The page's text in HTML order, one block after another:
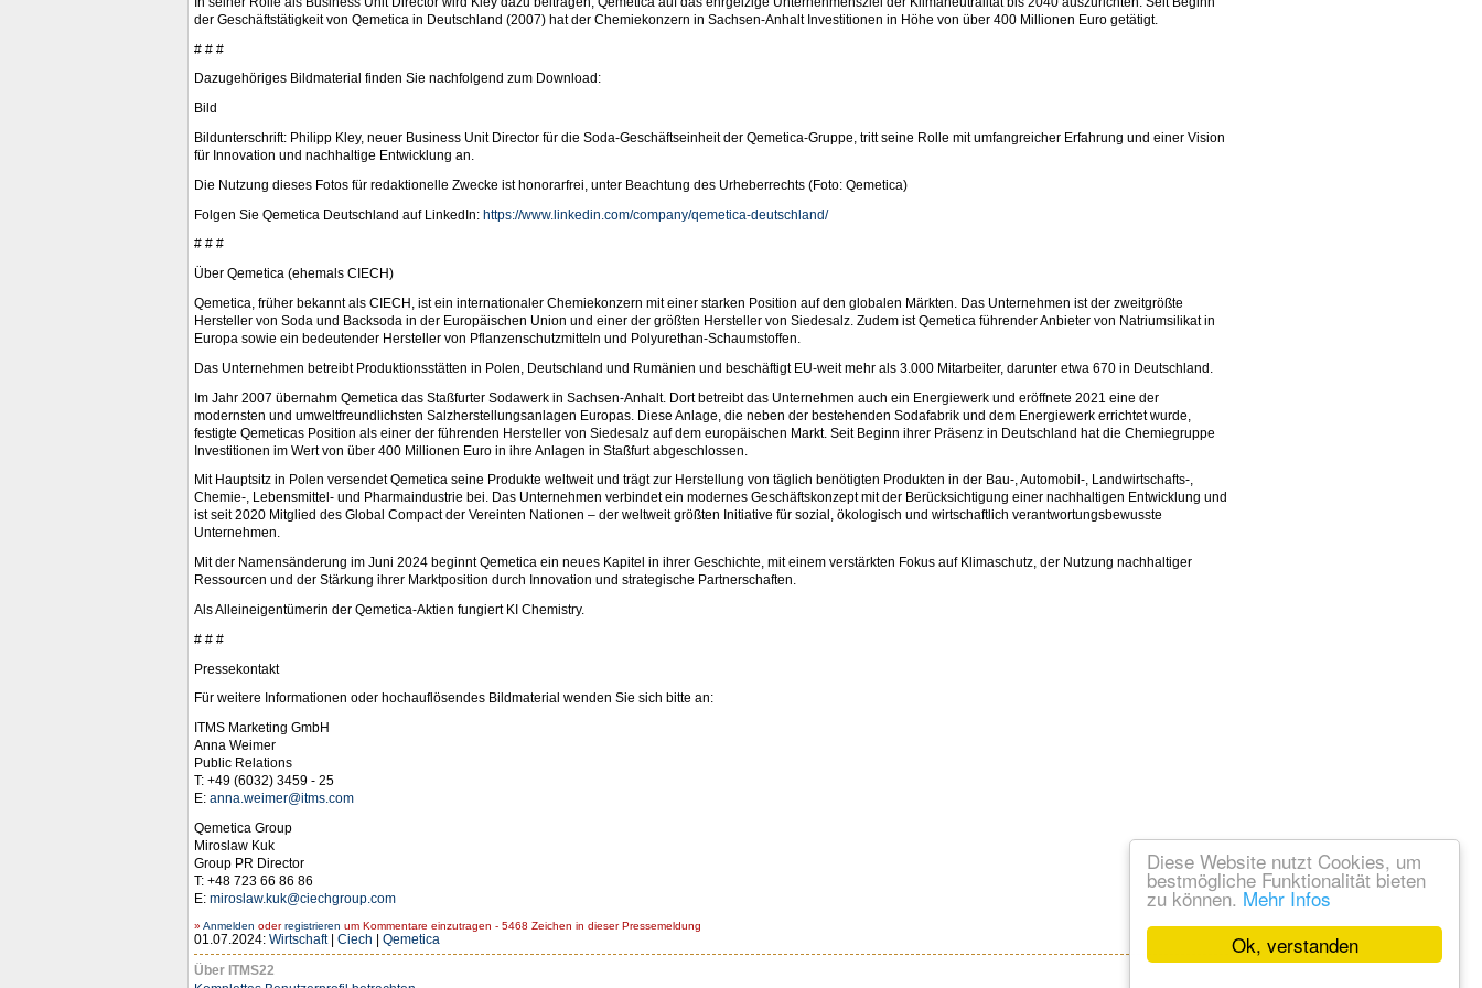
Ok, verstanden
Diese Website nutzt Cookies, um
bestmögliche Funktionalität bieten
zu können. Mehr Infos
der Geschäftstätigkeit von Qemetica in Deutschland (2007) hat der Chemiekonzern in Sachsen-Anhalt Investitionen in Höhe von über 400 Millionen Euro getätigt.
# # #
Dazugehöriges Bildmaterial finden Sie nachfolgend zum Download:
Bild
Bildunterschrift: Philipp Kley, neuer Business Unit Director für die Soda-Geschäftseinheit der Qemetica-Gruppe, tritt seine Rolle mit umfangreicher Erfahrung und einer Vision
für Innovation und nachhaltige Entwicklung an.
Die Nutzung dieses Fotos für redaktionelle Zwecke ist honorarfrei, unter Beachtung des Urheberrechts (Foto: Qemetica)
Folgen Sie Qemetica Deutschland auf LinkedIn: https://www.linkedin.com/company/qemetica-deutschland/
# # #
Über Qemetica (ehemals CIECH)
Qemetica, früher bekannt als CIECH, ist ein internationaler Chemiekonzern mit einer starken Position auf den globalen Märkten. Das Unternehmen ist der zweitgrößte
Hersteller von Soda und Backsoda in der Europäischen Union und einer der größten Hersteller von Siedesalz. Zudem ist Qemetica führender Anbieter von Natriumsilikat in
Europa sowie ein bedeutender Hersteller von Pflanzenschutzmitteln und Polyurethan-Schaumstoffen.
Das Unternehmen betreibt Produktionsstätten in Polen, Deutschland und Rumänien und beschäftigt EU-weit mehr als 3.000 Mitarbeiter, darunter etwa 670 in Deutschland.
Im Jahr 2007 übernahm Qemetica das Staßfurter Sodawerk in Sachsen-Anhalt. Dort betreibt das Unternehmen auch ein Energiewerk und eröffnete 2021 eine der
modernsten und umweltfreundlichsten Salzherstellungsanlagen Europas. Diese Anlage, die neben der bestehenden Sodafabrik und dem Energiewerk errichtet wurde,
festigte Qemeticas Position als einer der führenden Hersteller von Siedesalz auf dem europäischen Markt. Seit Beginn ihrer Präsenz in Deutschland hat die Chemiegruppe
Investitionen im Wert von über 400 Millionen Euro in ihre Anlagen in Staßfurt abgeschlossen.
Mit Hauptsitz in Polen versendet Qemetica seine Produkte weltweit und trägt zur Herstellung von täglich benötigten Produkten in der Bau-, Automobil-, Landwirtschafts-,
Chemie-, Lebensmittel- und Pharmaindustrie bei. Das Unternehmen verbindet ein modernes Geschäftskonzept mit der Berücksichtigung einer nachhaltigen Entwicklung und
ist seit 2020 Mitglied des Global Compact der Vereinten Nationen – der weltweit größten Initiative für sozial, ökologisch und wirtschaftlich verantwortungsbewusste
Unternehmen.
Mit der Namensänderung im Juni 2024 beginnt Qemetica ein neues Kapitel in ihrer Geschichte, mit einem verstärkten Fokus auf Klimaschutz, der Nutzung nachhaltiger
Ressourcen und der Stärkung ihrer Marktposition durch Innovation und strategische Partnerschaften.
Als Alleineigentümerin der Qemetica-Aktien fungiert KI Chemistry.
# # #
Pressekontakt
Für weitere Informationen oder hochauflösendes Bildmaterial wenden Sie sich bitte an:
ITMS Marketing GmbH
Anna Weimer
Public Relations
T: +49 (6032) 3459 - 25
E: anna.weimer@itms.com
Qemetica Group
Miroslaw Kuk
Group PR Director
T: +48 723 66 86 86
E: miroslaw.kuk@ciechgroup.com
» Anmelden oderregistrieren um Kommentare einzutragen - 5468 Zeichen in dieser Pressemeldung
01.07.2024: Wirtschaft| Ciech | Qemetica
Über ITMS22